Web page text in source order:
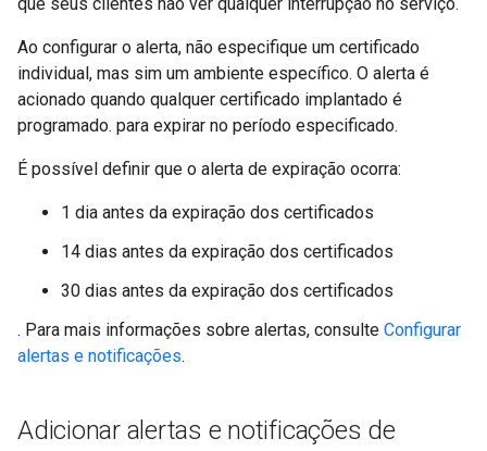
Ao configurar o alerta, não especifique um certificado
individual, mas sim um ambiente específico. O alerta é
acionado quando qualquer certificado implantado é
programado. para expirar no período especificado.
É possível definir que o alerta de expiração ocorra:
1 dia antes da expiração dos certificados
14 dias antes da expiração dos certificados
30 dias antes da expiração dos certificados
. Para mais informações sobre alertas, consulte Configurar
alertas e notificações.
Adicionar alertas e notificações de